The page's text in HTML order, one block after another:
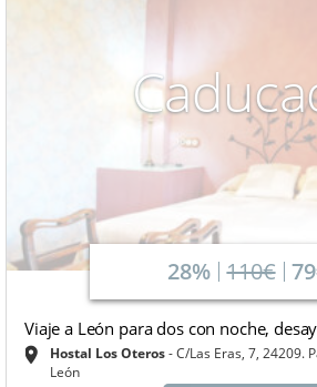
28% 110€
Viaje a León para dos con noche,
Hostal Los Oteros C/Las Eras, 7, 24209.
León